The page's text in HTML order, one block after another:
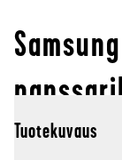
Tuotekuvaus